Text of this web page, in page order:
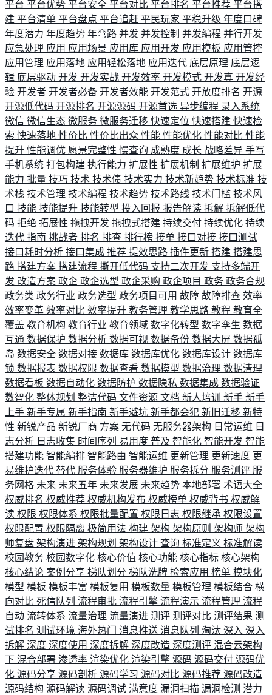
平台 平台优势 平台安全 平台对比 平台排名 平台推荐 平台搭
建 平台清单 平台盘点 平台追赶 平民玩家 平稳升级 年度口碑
年度潜力 年度趋势 年弯路 并发 并发控制 并发编程 并行开发
应急处理 应用 应用场景 应用库 应用开发 应用模板 应用管控
应用管理 应用落地 应用轻松落地 应用迭代 底层原理 底层逻
辑 底层驱动 开发 开发实战 开发效率 开发模式 开发真 开发经
验 开发者 开发者必备 开发者效能 开发范式 开放度排名 开源
开源低代码 开源排名 开源源码 开源首选 异步编程 录入系统
微信 微信生态 微服务 微服务迁移 快速定位 快速搭建 快速检
索 快速落地 性价比 性价比出众 性能 性能优化 性能对比 性能
提升 性能调优 愿景完整性 慢查询 成熟度 成长 战略差异 手写
手机系统 打包构建 执行能力 扩展性 扩展机制 扩展维护 扩展
能力 批量 技巧 技术 技术债 技术实力 技术新趋势 技术标准 技
术栈 技术管理 技术编程 技术趋势 技术路线 技术门槛 技术风
口 技能 技能提升 技能转型 投入回报 报告解读 拆解 拆解低代
码 拒绝 拓展性 拖拽开发 拖拽式搭建 持续交付 持续优化 持续
迭代 指南 挑战者 排名 排查 排行榜 接单 接口对接 接口测试
接口耗时分析 接口集成 推荐 提效思路 插件更新 搭建 搭建思
路 搭建方案 搭建流程 撕开低代码 支持二次开发 支持多端开
发 改造方案 政企 政企选型 政企采购 政企项目 政务 政务合规
政务类 政务行业 政务选型 政务项目可用 故障 故障排查 效率
效率变革 效率对比 效率提升 教务管理 教学思路 教程 教育全
覆盖 教育机构 教育行业 教育领域 数字化转型 数字孪生 数据
互通 数据保护 数据分析 数据可视 数据备份 数据大屏 数据孤
岛 数据安全 数据对接 数据库 数据库优化 数据库设计 数据库
锁 数据报表 数据权限 数据查看 数据模型 数据治理 数据清理
数据看板 数据自动化 数据防护 数据隐私 数据集成 数据验证
数智化 整体规划 整洁代码 文件资源 文档 新人培训 新手 新手
上手 新手专属 新手指南 新手避坑 新手都会犯 新旧迁移 新特
性 新锐产品 新锐厂商 方案 无代码 无服务器架构 日常运维 日
志分析 日志收集 时间序列 易用度 普及 智能化 智能开发 智能
搭建功能 智能编排 智能路由 智能运维 更新管理 更新速度 更
易维护迭代 替代 服务体验 服务器维护 服务拆分 服务测评 服
务网格 未来 未来五年 未来发展 未来趋势 本地部署 术语大全
权威排名 权威推荐 权威机构发布 权威榜单 权威背书 权威解
读 权限 权限体系 权限批量配置 权限日志 权限继承 权限设置
权限配置 权限隔离 极简用法 构建 架构 架构原则 架构师 架构
师复盘 架构演进 架构规划 架构设计 查询 标准定义 标准解读
校园教务 校园数字化 核心价值 核心功能 核心指标 核心架构
核心结论 案例分享 梯队划分 梯队洗牌 检索应用 榜单 模块化
模型 模板 模板丰富 模板复用 模板数量 模板管理 模板结合 横
向对比 死信队列 流程审批 流程引擎 流程演示 流程管理 流程
自动 流转体系 流量治理 流量演进 测评 测评对比 测评结果 测
试排名 测试环境 海外热门 消息推送 消息队列 淘汰 深入 深入
拆解 深度 深度使用 深度拆解 深度改造 深度测评 混合云架构
下 混合部署 渗透率 渲染优化 渲染引擎 源码 源码交付 源码优
化 源码分享 源码剖析 源码学习 源码对比 源码推荐 源码改造
源码结构 源码解读 源码调试 满意度 漏洞扫描 漏洞检测 潜力